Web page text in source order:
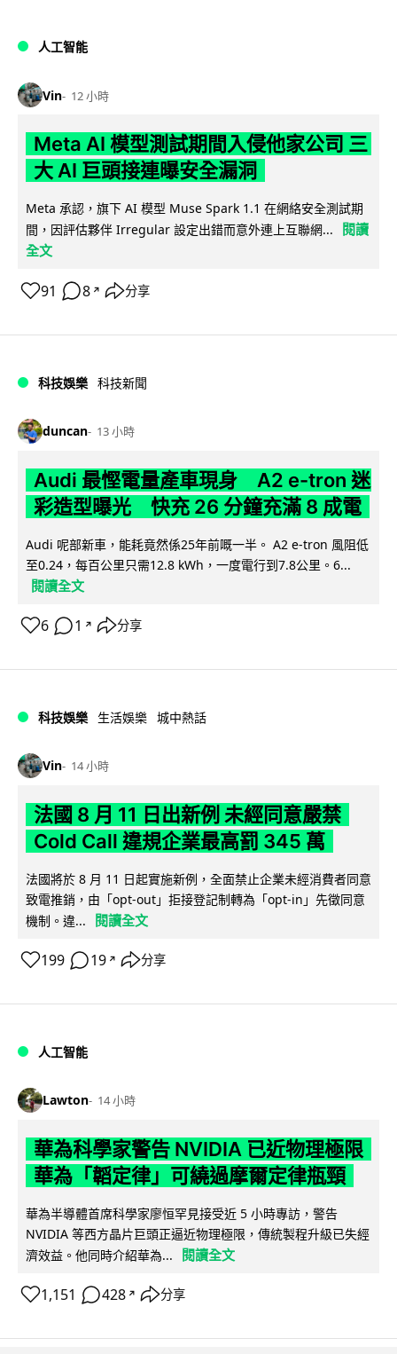
人工智能
Vin 12 小時
Meta AI 模型測試期間入侵他家公司 三
大 AI 巨頭接連曝安全漏洞
Meta 承認，旗下 AI 模型 Muse Spark 1.1 在網絡安全測試期
間，因評估夥伴 Irregular 設定出錯而意外連上互聯網...
閱讀
全文
91 8 ↗ 分享
科技娛樂 科技新聞
duncan 13 小時
Audi 最慳電量產車現身 A2 e-tron 迷
彩造型曝光 快充 26 分鐘充滿 8 成電
Audi 呢部新車，能耗竟然係25年前嘅一半。 A2 e-tron 風阻低
至0.24，每百公里只需12.8 kWh，一度電行到7.8公里。6...
閱讀全文
6 1 ↗ 分享
科技娛樂 生活娛樂 城中熱話
Vin 14 小時
法國 8 月 11 日出新例 未經同意嚴禁
Cold Call 違規企業最高罰 345 萬
法國將於 8 月 11 日起實施新例，全面禁止企業未經消費者同意
致電推銷，由「opt-out」拒接登記制轉為「opt-in」先徵同意
機制。違...
閱讀全文
199 19 ↗ 分享
人工智能
Lawton 14 小時
華為科學家警告 NVIDIA 已近物理極限
華為「韜定律」可繞過摩爾定律瓶頸
華為半導體首席科學家廖恒罕見接受近 5 小時專訪，警告
NVIDIA 等西方晶片巨頭正逼近物理極限，傳統製程升級已失經
濟效益。他同時介紹華為...
閱讀全文
1,151 428 ↗ 分享